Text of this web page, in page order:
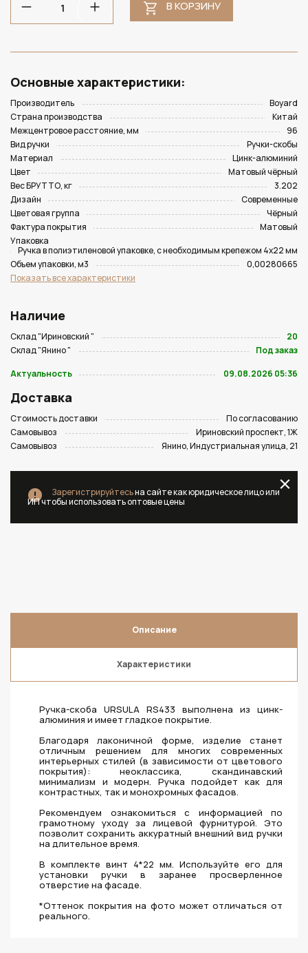
В КОРЗИНУ
Основные характеристики:
Производитель
Boyard
Страна производства
Китай
Межцентровое расстояние, мм
96
Вид ручки
Ручки-скобы
Материал
Цинк-алюминий
Цвет
Матовый чёрный
Вес БРУТТО, кг
3.202
Дизайн
Современные
Цветовая группа
Чёрный
Фактура покрытия
Матовый
Упаковка
Ручка в полиэтиленовой упаковке, с необходимым крепежом 4х22 мм
Объем упаковки, м3
0,00280665
Показать все характеристики
Наличие
Склад "Ириновский "
20
Склад "Янино "
Под заказ
Актуальность
09.08.2026 05:36
Доставка
Стоимость доставки
По согласованию
Самовывоз
Ириновский проспект, 1Ж
Самовывоз
Янино, Индустриальная улица, 21
Зарегистрируйтесьна сайте как юридическое лицо или
ИП чтобы использовать оптовые цены
Описание
Характеристики
Ручка-скоба URSULA RS433 выполнена из цинк-
алюминия и имеет гладкое покрытие.
Благодаря лаконичной форме, изделие станет
отличным решением для многих современных
интерьерных стилей (в зависимости от цветового
покрытия): неоклассика, скандинавский
минимализм и модерн. Ручка подойдет как для
контрастных, так и монохромных фасадов.
Рекомендуем ознакомиться с информацией по
грамотному уходу за лицевой фурнитурой. Это
позволит сохранить аккуратный внешний вид ручки
на длительное время.
В комплекте винт 4*22 мм. Используйте его для
установки ручки в заранее просверленное
отверстие на фасаде.
*Оттенок покрытия на фото может отличаться от
реального.